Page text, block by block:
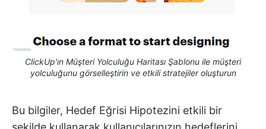
ClickUp'ın Müşteri Yolculuğu Haritası Şablonu ile müşteri
yolculuğunu görselleştirin ve etkili stratejiler oluşturun
Bu bilgiler, Hedef Eğrisi Hipotezini etkili bir